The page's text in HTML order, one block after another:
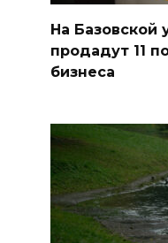
На Базовской
продадут 11
бизнеса